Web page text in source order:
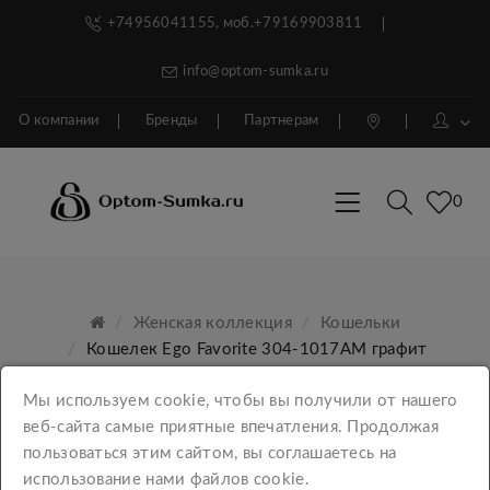
+74956041155, моб.+79169903811
info@optom-sumka.ru
О компании Бренды Партнерам
0
Женская коллекция
Кошельки
Кошелек Ego Favorite 304-1017АМ графит
Мы используем cookie, чтобы вы получили от нашего
веб-сайта самые приятные впечатления. Продолжая
пользоваться этим сайтом, вы соглашаетесь на
использование нами файлов cookie.